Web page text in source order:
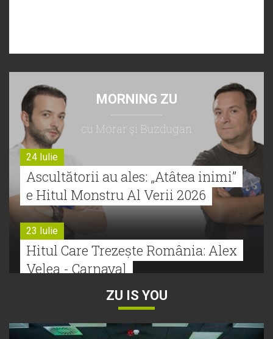
MORNING ZU
cu Morar şi Buzdugan
24 Iulie
Ascultătorii au ales: „Atâtea inimi”
e Hitul Monstru Al Verii 2026
23 Iulie
Hitul Care Trezește România: Alex
Velea - Carnaval
Bătălie strânsă la Hitul Monstru Al
ZU IS YOU